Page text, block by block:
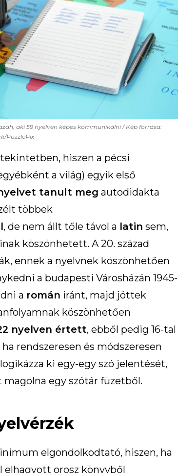
aki 59 nyelven képes kommunikálni
Kép forrása:
PuzzlePix
hiszen a pécsi
a világ) egyik első
tanult meg autodidakta
többek
, de nem állt tőle távol a latin sem,
köszönhetett. A 20. század
ennek a nyelvnek köszönhetően
a budapesti Városházán 1945-
a román iránt, majd jöttek
köszönhetően
nyelven értett, ebből pedig 16-tal
rendszeresen és módszeresen
ki egy-egy szó jelentését,
egy szótár füzetből.
elgondolkodtató, hiszen, ha
elhagyott orosz könyvből